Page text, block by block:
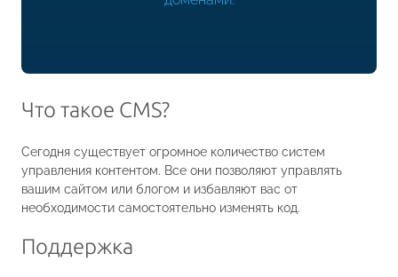
Что такое CMS?
Сегодня существует огромное количество систем
управления контентом. Все они позволяют управлять
вашим сайтом или блогом и избавляют вас от
необходимости самостоятельно изменять код.
Поддержка